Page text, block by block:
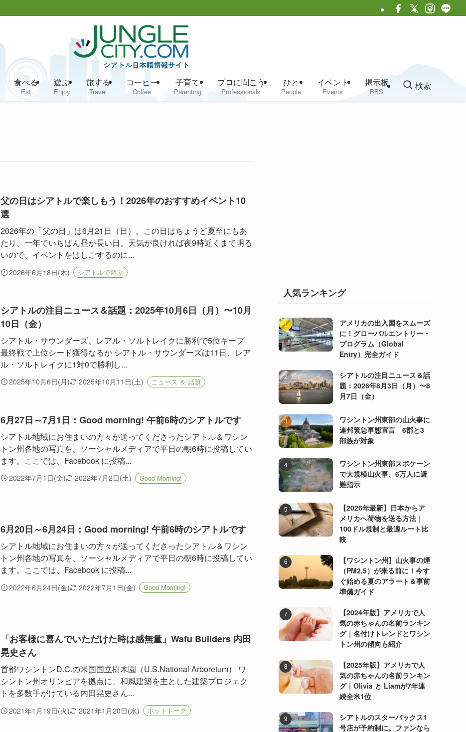
食べる
Eat
遊ぶ
Enjoy
旅する
Travel
コーヒー
Coffee
子育て
Parenting
プロに聞こう
Professionals
ひと
People
イベント
Events
掲示板
BBS
検索
父の日はシアトルで楽しもう！2026年のおすすめイベント10
選
2026年の「父の日」は6月21日（日）。この日はちょうど夏至にもあ
たり、一年でいちばん昼が長い日。天気が良ければ夜9時近くまで明る
いので、イベントをはしごするのに...
2026年6月18日(木) シアトルで遊ぶ
シアトルの注目ニュース＆話題：2025年10月6日（月）〜10月
10日（金）
シアトル・サウンダーズ、レアル・ソルトレイクに勝利で5位キープ
最終戦で上位シード獲得なるか シアトル・サウンダーズは11日、レア
ル・ソルトレイクに1対0で勝利し...
2025年10月6日(月) 2025年10月11日(土) ニュース ＆ 話題
6月27日～7月1日：Good morning! 午前6時のシアトルです
シアトル地域にお住まいの方々が送ってくださったシアトル＆ワシン
トン州各地の写真を、ソーシャルメディアで平日の朝6時に投稿してい
ます。ここでは、Facebook に投稿...
2022年7月1日(金) 2022年7月2日(土) Good Morning!
6月20日～6月24日：Good morning! 午前6時のシアトルです
シアトル地域にお住まいの方々が送ってくださったシアトル＆ワシン
トン州各地の写真を、ソーシャルメディアで平日の朝6時に投稿してい
ます。ここでは、Facebook に投稿...
2022年6月24日(金) 2022年7月1日(金) Good Morning!
「お客様に喜んでいただけた時は感無量」Wafu Builders 内田
晃史さん
首都ワシントンD.C.の米国国立樹木園（U.S.National Arboretum） ワ
シントン州オリンピアを拠点に、和風建築を主とした建築プロジェク
トを多数手がけている内田晃史さん...
2021年1月19日(火) 2021年1月20日(水) ホットトーク
人気ランキング
アメリカの出入国をスムーズ
に！グローバルエントリー・
プログラム（Global
Entry）完全ガイド
シアトルの注目ニュース＆話
題：2026年8月3日（月）〜8
月7日（金）
ワシントン州東部の山火事に
連邦緊急事態宣言 6郡と3
部族が対象
ワシントン州東部スポケーン
で大規模山火事、6万人に避
難指示
【2026年最新】日本からア
メリカへ荷物を送る方法｜
100ドル規制と最適ルート比
較
【ワシントン州】山火事の煙
（PM2.5）が来る前に！今す
ぐ始める夏のアラート＆事前
準備ガイド
【2024年版】アメリカで人
気の赤ちゃんの名前ランキン
グ｜名付けトレンドとワシン
トン州の傾向も紹介
【2025年版】アメリカで人
気の赤ちゃんの名前ランキン
グ｜Olivia と Liamが7年連
続全米1位
シアトルのスターバックス1
号店が予約制に。ファンなら